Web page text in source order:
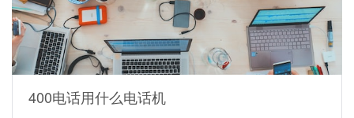
400电话用什么电话机